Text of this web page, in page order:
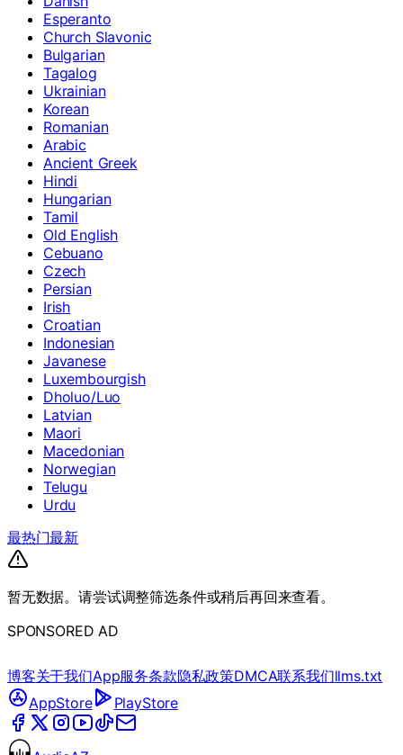
Esperanto
Church Slavonic
Bulgarian
Tagalog
Ukrainian
Korean
Romanian
Arabic
Ancient Greek
Hindi
Hungarian
Tamil
Old English
Cebuano
Czech
Persian
Irish
Croatian
Indonesian
Javanese
Luxembourgish
Dholuo/Luo
Latvian
Maori
Macedonian
Norwegian
Telugu
Urdu
最热门最新
暂无数据。请尝试调整筛选条件或稍后再回来查看。
SPONSORED AD
博客关于我们App服务条款隐私政策DMCA联系我们llms.txt
AppStore
PlayStore